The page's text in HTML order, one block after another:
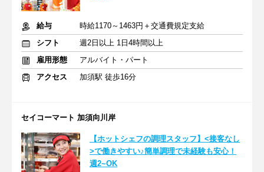
給与
時給1170～1463円＋交通費規定支給
シフト
週2日以上 1日4時間以上
雇用形態
アルバイト・パート
アクセス
加須駅 徒歩16分
セイコーマート 加須向川岸
【ホットシェフの調理スタッフ】<接客なし
>で働きやすい♪簡単調理で未経験も安心！
週2~OK